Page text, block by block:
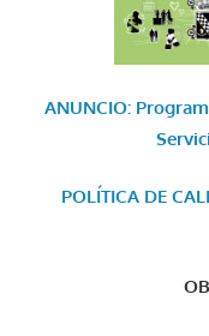
ANUNCIO:
POLÍTICA DE